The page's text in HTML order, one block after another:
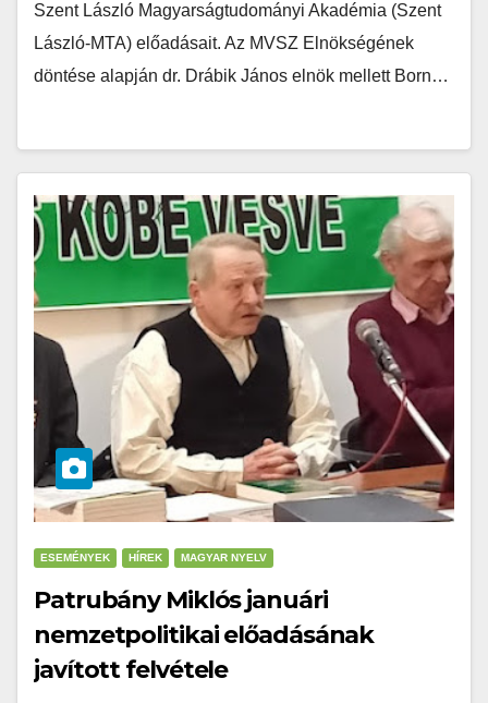
Szent László Magyarságtudományi Akadémia (Szent
László-MTA) előadásait. Az MVSZ Elnökségének
döntése alapján dr. Drábik János elnök mellett Born…
ESEMÉNYEK HÍREK MAGYAR NYELV
Patrubány Miklós januári
nemzetpolitikai előadásának
javított felvétele